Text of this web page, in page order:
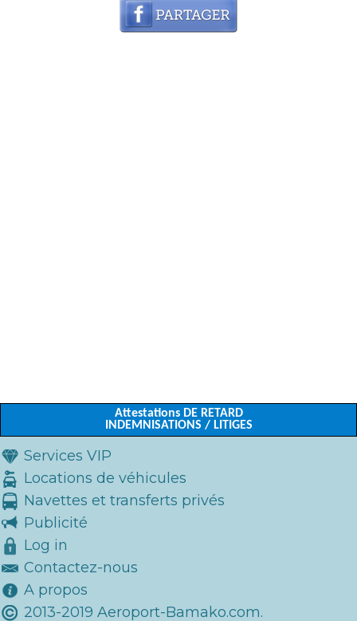
Attestations DE RETARD
INDEMNISATIONS / LITIGES
Services VIP
Locations de véhicules
Navettes et transferts privés
Publicité
Log in
Contactez-nous
A propos
2013-2019 Aeroport-Bamako.com.